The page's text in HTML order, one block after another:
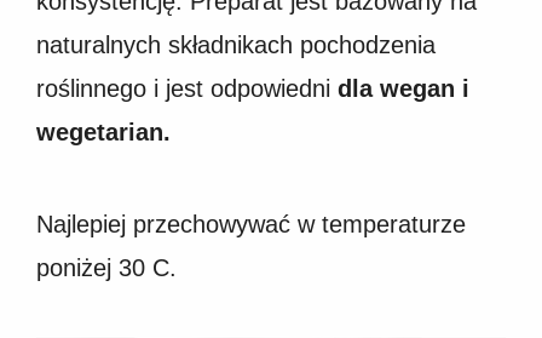
naturalnych składnikach pochodzenia
roślinnego i jest odpowiedni dla wegan i
wegetarian.
Najlepiej przechowywać w temperaturze
poniżej 30 C.